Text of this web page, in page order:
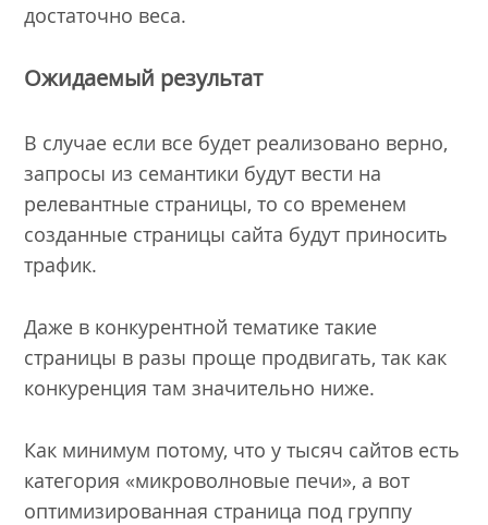
достаточно веса.
Ожидаемый результат
В случае если все будет реализовано верно,
запросы из семантики будут вести на
релевантные страницы, то со временем
созданные страницы сайта будут приносить
трафик.
Даже в конкурентной тематике такие
страницы в разы проще продвигать, так как
конкуренция там значительно ниже.
Как минимум потому, что у тысяч сайтов есть
категория «микроволновые печи», а вот
оптимизированная страница под группу